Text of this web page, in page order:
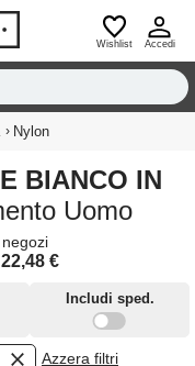
Wishlist Accedi
› Nylon
Uomo
negozi
22,48 €
Includi sped.
Azzera filtri